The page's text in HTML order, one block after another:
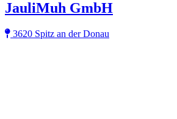
JauliMuh GmbH
3620 Spitz an der Donau